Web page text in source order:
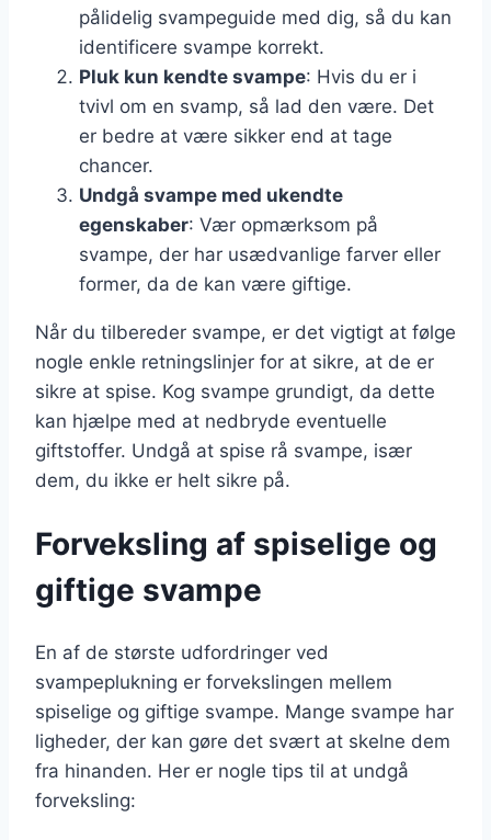
pålidelig svampeguide med dig, så du kan
identificere svampe korrekt.
Pluk kun kendte svampe: Hvis du er i
tvivl om en svamp, så lad den være. Det
er bedre at være sikker end at tage
chancer.
Undgå svampe med ukendte
egenskaber: Vær opmærksom på
svampe, der har usædvanlige farver eller
former, da de kan være giftige.
Når du tilbereder svampe, er det vigtigt at følge
nogle enkle retningslinjer for at sikre, at de er
sikre at spise. Kog svampe grundigt, da dette
kan hjælpe med at nedbryde eventuelle
giftstoffer. Undgå at spise rå svampe, især
dem, du ikke er helt sikre på.
Forveksling af spiselige og
giftige svampe
En af de største udfordringer ved
svampeplukning er forvekslingen mellem
spiselige og giftige svampe. Mange svampe har
ligheder, der kan gøre det svært at skelne dem
fra hinanden. Her er nogle tips til at undgå
forveksling: